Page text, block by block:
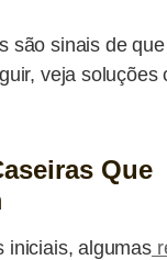
são sinais de
veja soluções
Que
iniciais, algumas